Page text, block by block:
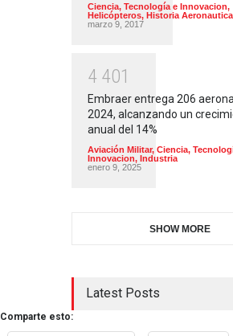
Ciencia, Tecnología e Innovacion,
Helicópteros, Historia Aeronautica
marzo 9, 2017
4 401
Embraer entrega 206
2024, alcanzando un
anual del 14%
Aviación Militar, Ciencia,
Innovacion, Industria
enero 9, 2025
SHOW MORE
Latest Posts
Comparte esto: